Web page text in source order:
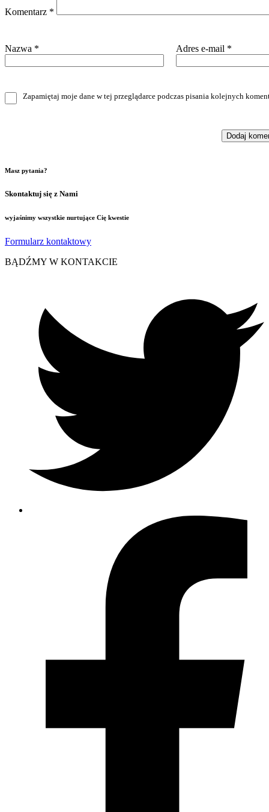
Komentarz *
Nazwa * Adres e-mail *
Zapamiętaj moje dane w tej przeglądarce podczas pisania kolejnych
Masz pytania?
Skontaktuj się z Nami
wyjaśnimy wszystkie nurtujące Cię kwestie
Formularz kontaktowy
BĄDŹMY W KONTAKCIE